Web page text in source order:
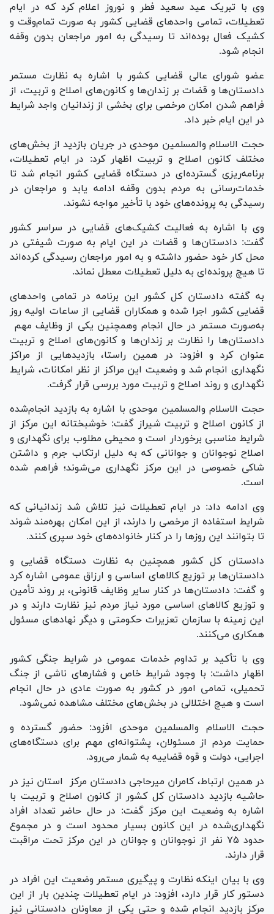
وی با تبریک عید سعید فطر و نوروز اعلام کرد که در ایام
تعطیلات، تمامی واحد‌های قضایی کشور به صورت تمام‌وقت و
کشیک فعال بوده‌اند تا رسیدگی به امور مراجعان بدون وقفه
انجام شود.
عضو شورای عالی قضایی کشور با اشاره به نظارت مستمر
دادستان‌ها و قضات بر زندان‌ها و کانون‌های اصلاح و تربیت، از
فراهم شدن امکان مرخصی برای بخشی از زندانیان واجد شرایط
در این ایام خبر داد.
حجت الاسلام والمسلمین موحدی در جریان بازدید از بخش‌های
مختلف کانون اصلاح و تربیت اظهار کرد: در ایام تعطیلات،
برنامه‌ریزی گسترده‌ای در دستگاه قضایی کشور انجام شد تا
خدمات‌رسانی به مردم بدون وقفه ادامه یابد و مراجعان در
رسیدگی به پرونده‌های خود با تأخیر مواجه نشوند.
وی با اشاره به فعالیت کشیک‌های قضایی در سراسر کشور
گفت: دادستان‌ها و قضات در این ایام به صورت شیفتی در
محل کار خود حضور داشته و به امور مراجعان رسیدگی کرده‌اند
تا هیچ پرونده‌ای به دلیل تعطیلات معطل نماند.
به گفته دادستان کل کشور این برنامه در تمامی واحد‌های
قضایی کشور اجرا شده و همکاران قضایی از ساعات اولیه روز
به‌صورت مستمر در حال انجام وهمچنین یکی از وظایف مهم
دادستان‌ها را نظارت بر زندان‌ها و کانون‌های اصلاح و تربیت
عنوان کرد و افزود: در همین راستا، بازدید‌هایی از مراکز
نگهداری انجام شد و وضعیت این مراکز از نظر امکانات، شرایط
نگهداری و روند اصلاح و تربیت مورد بررسی قرار گرفت.
حجت الاسلام والمسلمین موحدی با اشاره به بازدید انجام‌شده
از کانون اصلاح و تربیت شیراز گفت: خوشبختانه این مرکز از
شرایط مناسبی برخوردار است و محیطی مطلوب برای نگهداری و
اصلاح نوجوانان و جوانانی که به دلیل ارتکاب جرم و داشتن
شاکی خصوصی در این مرکز نگهداری می‌شوند؛ فراهم شده
است.
وی ادامه داد: در ایام تعطیلات نیز تلاش شد زندانیانی که
شرایط استفاده از مرخصی را دارند، از این امکان بهره‌مند شوند
تا بتوانند این روز‌ها را در کنار خانواده‌های خود سپری کنند.
دادستان کل کشور همچنین به نظارت دستگاه قضایی و
دادستان‌ها بر توزیع کالا‌های اساسی و ارزاق عمومی اشاره کرد
و گفت: دادستان‌ها در کنار سایر وظایف قانونی، بر روند تأمین
و توزیع کالا‌های اساسی مورد نیاز مردم نیز نظارت دارند و در
این زمینه با سازمان تعزیرات حکومتی و دیگر نهاد‌های مسئول
همکاری می‌کنند.
وی با تأکید بر تداوم خدمات عمومی در شرایط جنگی کشور
اظهار داشت: با وجود شرایط خاص و فشار‌های ناشی از جنگ
تحمیلی، تمامی امور در کشور به صورت عادی در حال انجام
است و هیچ اختلالی در بخش‌های مختلف مشاهده نمی‌شود.
حجت الاسلام والمسلمین موحدی افزود: حضور گسترده و
حمایت مردم از مسئولان، پشتوانه‌ای مهم برای دستگاه‌های
اجرایی، دولت و قوه قضاییه به شمار می‌رود.
در همین ارتباط، کامران میرحاجی دادستان مرکز استان نیز در
حاشیه بازدید دادستان کل کشور از کانون اصلاح و تربیت با
اشاره به وضعیت این مرکز گفت: در حال حاضر تعداد افراد
نگهداری‌شده در این کانون بسیار محدود است و در مجموع
حدود ۷۵ نفر از نوجوانان و جوانان در این مرکز تحت مراقبت
قرار دارند.
وی با بیان اینکه نظارت و پیگیری مستمر وضعیت این افراد در
دستور کار قرار دارد، افزود: در ایام تعطیلات چندین بار از این
مرکز بازدید انجام شده و حتی یکی از معاونان دادستانی نیز